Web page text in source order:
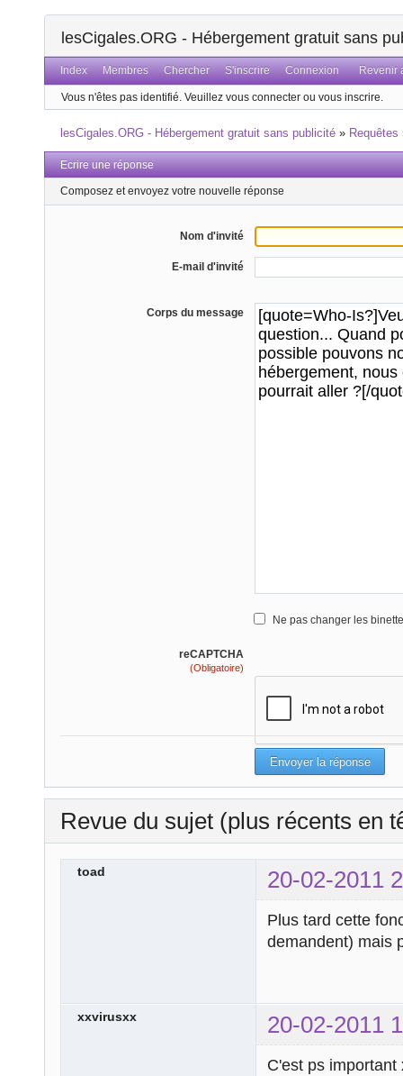
lesCigales.ORG - Hébergement gratuit sans
Index Membres Chercher S'inscrire Connexion Revenir
Vous n'êtes pas identifié. Veuillez vous connecter ou vous inscrire.
lesCigales.ORG - Hébergement gratuit sans publicité » Requêtes
Ecrire une réponse
Composez et envoyez votre nouvelle réponse
Nom d'invité
E-mail d'invité
Corps du message
Ne pas changer les
reCAPTCHA
(Obligatoire)
Revue du sujet (plus récents en
toad 20-02-2011
Plus tard cette
demandent) mais
xxvirusxx 20-02-2011
C'est ps important